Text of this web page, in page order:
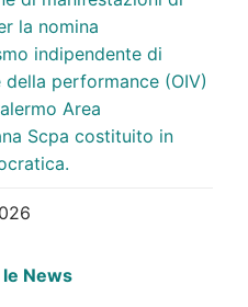
la nomina
indipendente di
performance (OIV)
Area
Scpa costituito in
News